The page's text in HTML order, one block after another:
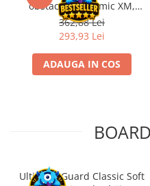
Riftbound singles
Gundam TCG
Puzzle 1000 piese
Puzzle 20 piese
obstacole Dynamic XM,
Fischertechnik
362,88 Lei
293,93 Lei
ADAUGA IN COS
Ultimate Guard Classic Soft